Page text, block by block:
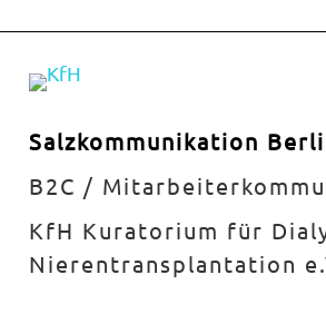
Salzkommunikation
B2C /
KfH Kuratorium für
Nierentransplantation